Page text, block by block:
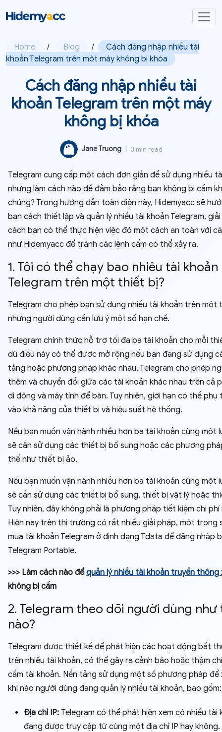
Home / Blog /
Cách đăng nhập nhiều tài
khoản Telegram trên một máy không bị khóa
Cách đăng nhập nhiều tài
khoản Telegram trên một máy
không bị khóa
Jane Truong 3 min read
Telegram cung cấp một cách đơn giản để sử dụng nhiều
nhưng làm cách nào để đảm bảo rằng bạn không bị cấm
chúng? Trong hướng dẫn toàn diện này, Hidemyacc sẽ
bạn cách thiết lập và quản lý nhiều tài khoản Telegram,
cách bạn có thể thực hiện việc đó một cách an toàn với
như Hidemyacc để tránh các lệnh cấm có thể xảy ra.
1. Tôi có thể chạy bao nhiêu tài khoản
Telegram trên một thiết bị?
Telegram cho phép bạn sử dụng nhiều tài khoản trên một
nhưng người dùng cần lưu ý một số hạn chế.
Telegram chính thức hỗ trợ tối đa ba tài khoản cho mỗi
dù điều này có thể được mở rộng nếu bạn đang sử dụng
tảng hoặc phương pháp khác nhau. Telegram cho phép
thêm và chuyển đổi giữa các tài khoản khác nhau trên cả
di động và máy tính để bàn. Tuy nhiên, giới hạn có thể phụ
vào khả năng của thiết bị và hiệu suất hệ thống.
Nếu bạn muốn vận hành nhiều hơn ba tài khoản cùng một
sẽ cần sử dụng các thiết bị bổ sung hoặc các phương
thế như thiết bị ảo.
Nếu bạn muốn vận hành nhiều hơn ba tài khoản cùng một
sẽ cần sử dụng các thiết bị bổ sung, thiết bị vật lý hoặc
Tuy nhiên, đây không phải là phương pháp tiết kiệm chi
Hiện nay trên thị trường có rất nhiều giải pháp, một trong
mua tài khoản Telegram ở định dạng Tdata để đăng nhập
Telegram Portable.
>>> Làm cách nào đểquản lý nhiều tài khoản truyền thông
không bị cấm
2. Telegram theo dõi người dùng như
nào?
Telegram được thiết kế để phát hiện các hoạt động bất
trên nhiều tài khoản, có thể gây ra cảnh báo hoặc thậm
cấm tài khoản. Nền tảng sử dụng một số phương pháp để
khi nào người dùng đang quản lý nhiều tài khoản, bao gồm:
Địa chỉ IP: Telegram có thể phát hiện xem có nhiều tài
đang được truy cập từ cùng một địa chỉ IP hay không.